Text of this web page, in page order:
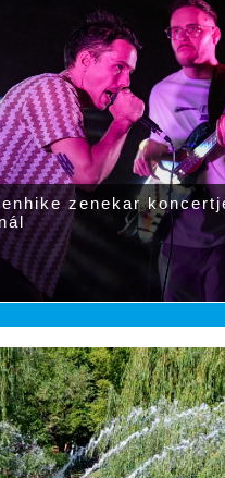
zenekar